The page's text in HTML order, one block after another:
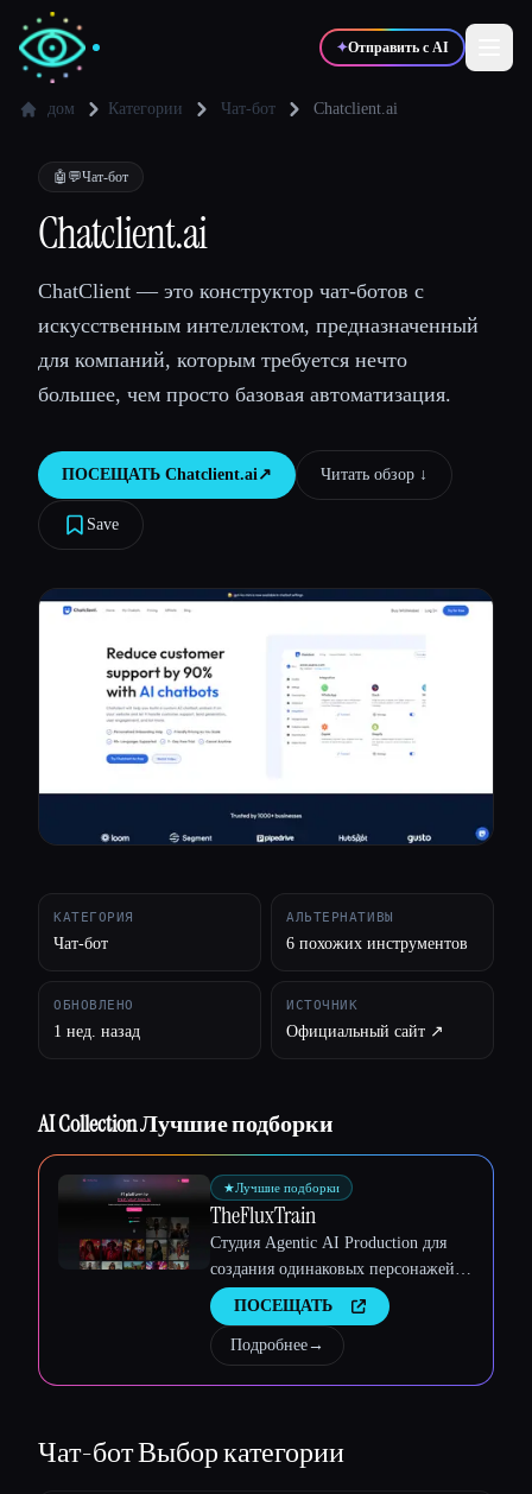
✦Отправить с AI
✍️Писатели
💻
🎓Студенты 🎬Креаторы
Блог
Сравнить инструменты
дом Категории Чат-бот Chatclient.ai
🤖💬Чат-бот
Chatclient.ai
ChatClient — это конструктор чат-ботов с
искусственным интеллектом, предназначенный
для компаний, которым требуется нечто
большее, чем просто базовая автоматизация.
ПОСЕЩАТЬ Chatclient.ai↗︎ Читать обзор ↓︎
Save
КАТЕГОРИЯ
Чат-бот
АЛЬТЕРНАТИВЫ
6 похожих инструментов
ОБНОВЛЕНО
1 нед. назад
ИСТОЧНИК
Официальный сайт ↗︎
AI Collection Лучшие подборки
★Лучшие подборки
TheFluxTrain
Студия Agentic AI Production для
создания одинаковых персонажей,
рабочих процессов и видео
ПОСЕЩАТЬ
Подробнее→
Чат-ботВыбор категории